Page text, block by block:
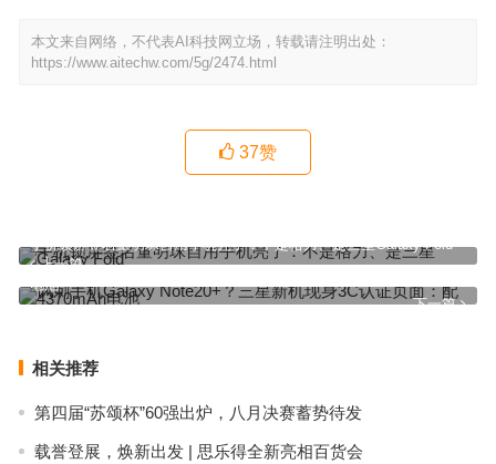
本文来自网络，不代表AI科技网立场，转载请注明出处：
https://www.aitechw.com/5g/2474.html
37赞
上一篇
手机锁屏签名董明珠自用手机亮了：不是格力、是三星Galaxy Fold
下一篇
讽刺手机Galaxy Note20+？三星新机现身3C认证页面：配4370mAh
电池
相关推荐
第四届“苏颂杯”60强出炉，八月决赛蓄势待发
载誉登展，焕新出发 | 思乐得全新亮相百货会